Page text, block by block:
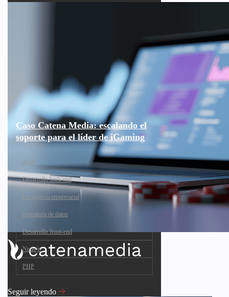
Caso Catena Media: escalando el
soporte para el líder de iGaming
AWS
Desarrollo back-end
Inteligencia empresarial
Ingeniería de datos
Desarrollo front-end
Node.js
PHP
Seguir leyendo